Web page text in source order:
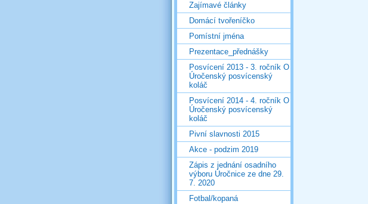
Zajímavé články
Domácí tvořeníčko
Pomístní jména
Prezentace_přednášky
Posvícení 2013 - 3. ročník O
Úročenský posvícenský
koláč
Posvícení 2014 - 4. ročník O
Úročenský posvícenský
koláč
Pivní slavnosti 2015
Akce - podzim 2019
Zápis z jednání osadního
výboru Úročnice ze dne 29.
7. 2020
Fotbal/kopaná